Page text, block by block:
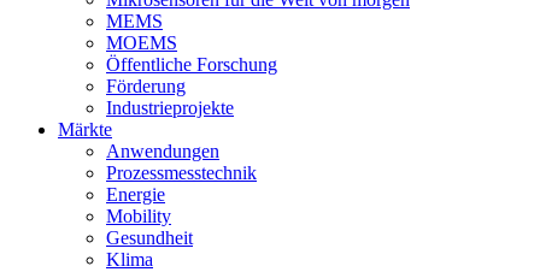
MEMS
MOEMS
Öffentliche Forschung
Förderung
Industrieprojekte
Märkte
Anwendungen
Prozessmesstechnik
Energie
Mobility
Gesundheit
Klima